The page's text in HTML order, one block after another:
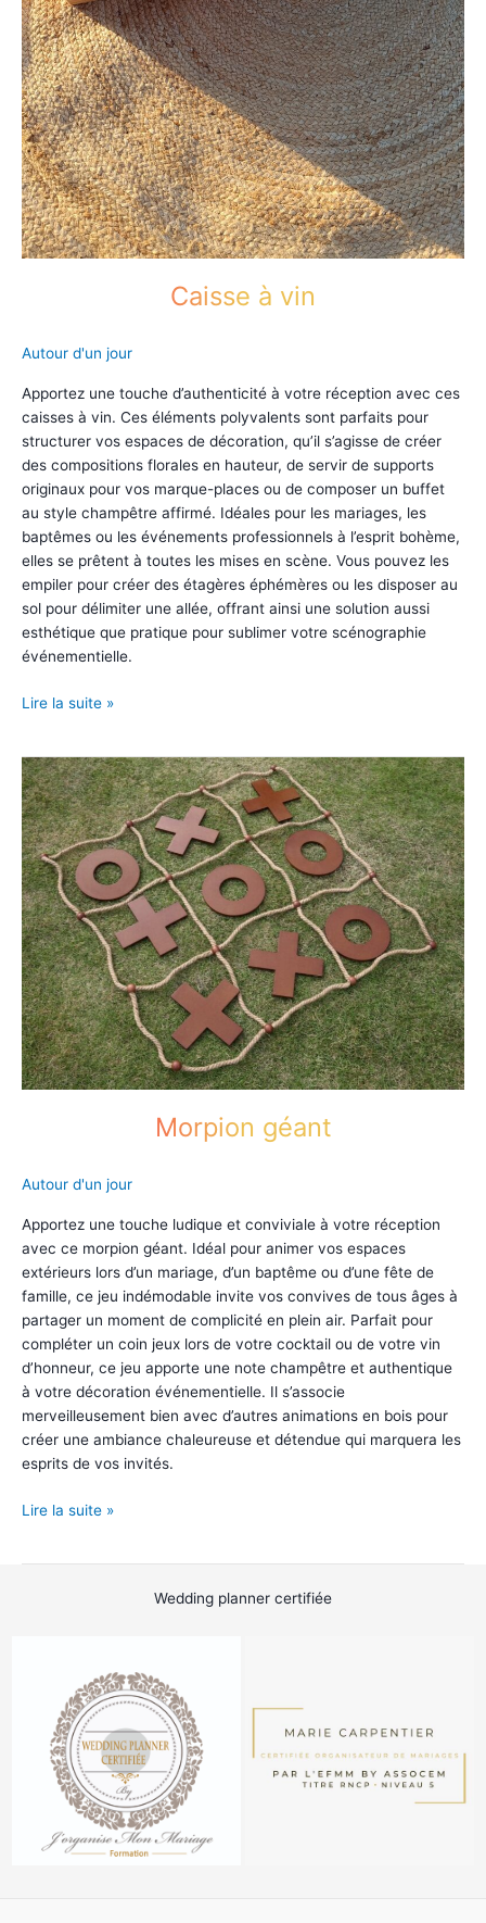
Caisse à vin
Autour d'un jour
Apportez une touche d’authenticité à votre réception avec ces
caisses à vin. Ces éléments polyvalents sont parfaits pour
structurer vos espaces de décoration, qu’il s’agisse de créer
des compositions florales en hauteur, de servir de supports
originaux pour vos marque-places ou de composer un buffet
au style champêtre affirmé. Idéales pour les mariages, les
baptêmes ou les événements professionnels à l’esprit bohème,
elles se prêtent à toutes les mises en scène. Vous pouvez les
empiler pour créer des étagères éphémères ou les disposer au
sol pour délimiter une allée, offrant ainsi une solution aussi
esthétique que pratique pour sublimer votre scénographie
événementielle.
Caisse
Lire la suite »
Morpion géant
Autour d'un jour
Apportez une touche ludique et conviviale à votre réception
avec ce morpion géant. Idéal pour animer vos espaces
extérieurs lors d’un mariage, d’un baptême ou d’une fête de
famille, ce jeu indémodable invite vos convives de tous âges à
partager un moment de complicité en plein air. Parfait pour
compléter un coin jeux lors de votre cocktail ou de votre vin
d’honneur, ce jeu apporte une note champêtre et authentique
à votre décoration événementielle. Il s’associe
merveilleusement bien avec d’autres animations en bois pour
créer une ambiance chaleureuse et détendue qui marquera les
esprits de vos invités.
Morpion
Lire la suite »
Wedding planner certifiée